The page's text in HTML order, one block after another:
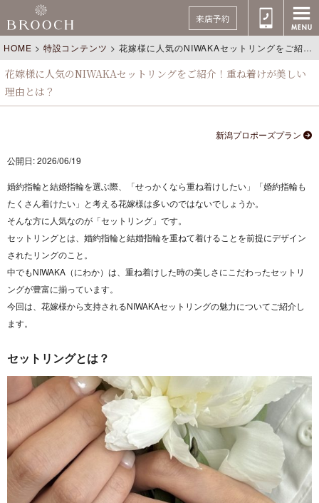
来店予約
HOME > 特設コンテンツ >花嫁様に人気のNIWAKAセットリングをご紹介！重ね着けが美しい理由とは？
花嫁様に人気のNIWAKAセットリングをご紹介！重ね着けが美しい
理由とは？
新潟プロポーズプラン
公開日: 2026/06/19
婚約指輪と結婚指輪を選ぶ際、 「せっかくなら重ね着けしたい」
「婚約指輪も
たくさん着けたい」 と考える花嫁様は多いのではないでしょうか。
そんな方に人気なのが「セットリング」です。
セットリングとは、婚約指輪と結婚指輪を重ねて着けることを前提にデザイン
されたリングのこと。
中でもNIWAKA（にわか）は、重ね着けした時の美しさにこだわったセットリ
ングが豊富に揃っています。
今回は、花嫁様から支持されるNIWAKAセットリングの魅力についてご紹介し
ます。
セットリングとは？